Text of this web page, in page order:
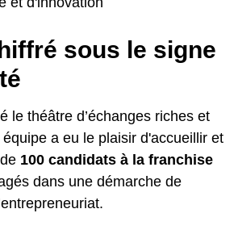
sous le signe
le théâtre d’échanges riches et
a eu le plaisir d'accueillir et
100 candidats à la franchise
dans une démarche de